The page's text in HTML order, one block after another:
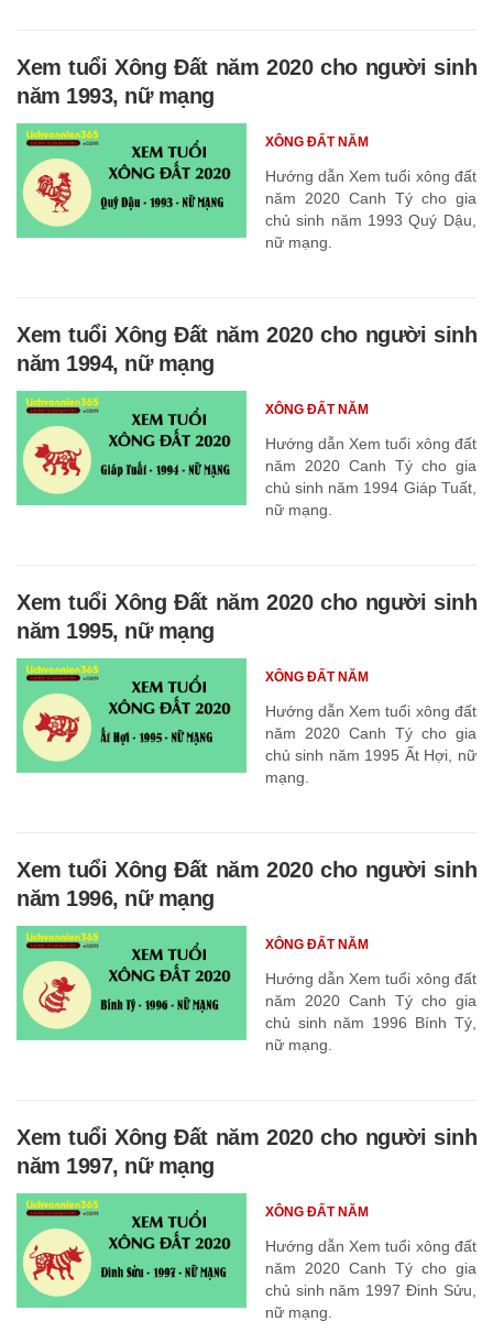
Xem tuổi Xông Đất năm 2020 cho người sinh
năm 1993, nữ mạng
Hướng dẫn Xem tuổi xông đất
năm 2020 Canh Tý cho gia
chủ sinh năm 1993 Quý Dậu,
nữ mạng.
XÔNG ĐẤT NĂM
Xem tuổi Xông Đất năm 2020 cho người sinh
năm 1994, nữ mạng
Hướng dẫn Xem tuổi xông đất
năm 2020 Canh Tý cho gia
chủ sinh năm 1994 Giáp Tuất,
nữ mạng.
XÔNG ĐẤT NĂM
Xem tuổi Xông Đất năm 2020 cho người sinh
năm 1995, nữ mạng
Hướng dẫn Xem tuổi xông đất
năm 2020 Canh Tý cho gia
chủ sinh năm 1995 Ất Hợi, nữ
mạng.
XÔNG ĐẤT NĂM
Xem tuổi Xông Đất năm 2020 cho người sinh
năm 1996, nữ mạng
Hướng dẫn Xem tuổi xông đất
năm 2020 Canh Tý cho gia
chủ sinh năm 1996 Bính Tý,
nữ mạng.
XÔNG ĐẤT NĂM
Xem tuổi Xông Đất năm 2020 cho người sinh
năm 1997, nữ mạng
Hướng dẫn Xem tuổi xông đất
năm 2020 Canh Tý cho gia
chủ sinh năm 1997 Đinh Sửu,
nữ mạng.
XÔNG ĐẤT NĂM